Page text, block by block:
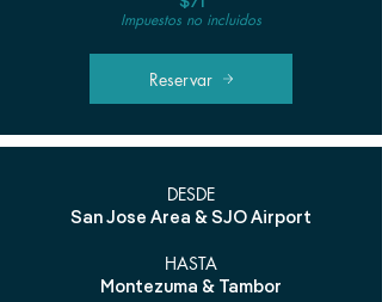
Impuestos no incluidos
Reservar
DESDE
San Jose Area & SJO Airport
HASTA
Montezuma & Tambor